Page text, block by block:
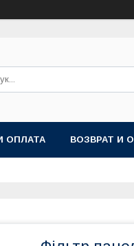
ОПЛАТА ВОЗВРАТ И